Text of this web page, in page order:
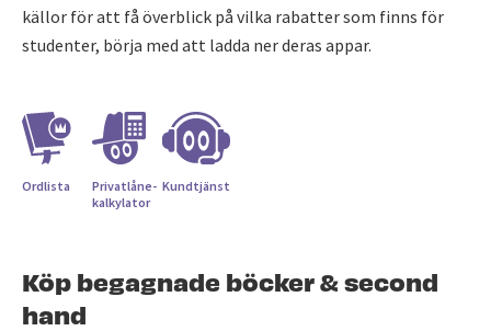
källor för att få överblick på vilka rabatter som finns för
studenter, börja med att ladda ner deras appar.
Ordlista
Privatlåne­
kalkylator
Kundtjänst
Köp begagnade böcker & second
hand